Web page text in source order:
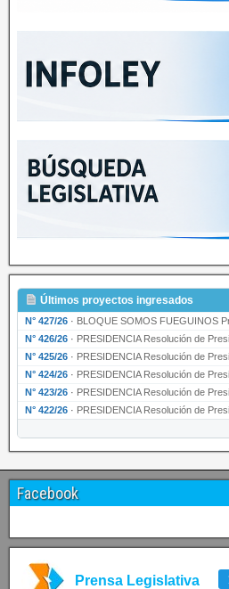
Últimos proyectos ingresados
N° 427/26 · BLOQUE SOMOS FUEGUINOS Proyecto de
N° 426/26 · PRESIDENCIA Resolución de Presidencia N°
N° 425/26 · PRESIDENCIA Resolución de Presidencia N°
N° 424/26 · PRESIDENCIA Resolución de Presidencia Nº
N° 423/26 · PRESIDENCIA Resolución de Presidencia Nº
N° 422/26 · PRESIDENCIA Resolución de
Facebook
Prensa Legislativa